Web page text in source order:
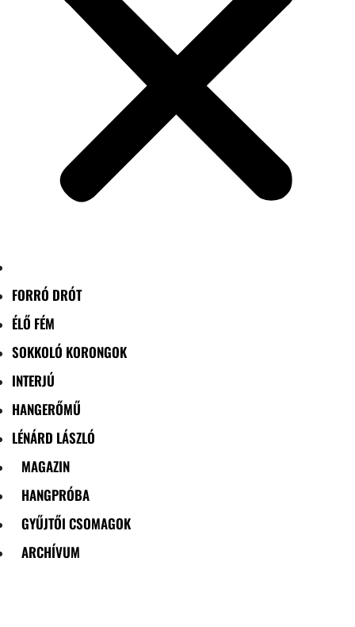
FORRÓ DRÓT
ÉLŐ FÉM
SOKKOLÓ KORONGOK
INTERJÚ
HANGERŐMŰ
LÉNÁRD LÁSZLÓ
MAGAZIN
HANGPRÓBA
GYŰJTŐI CSOMAGOK
ARCHÍVUM